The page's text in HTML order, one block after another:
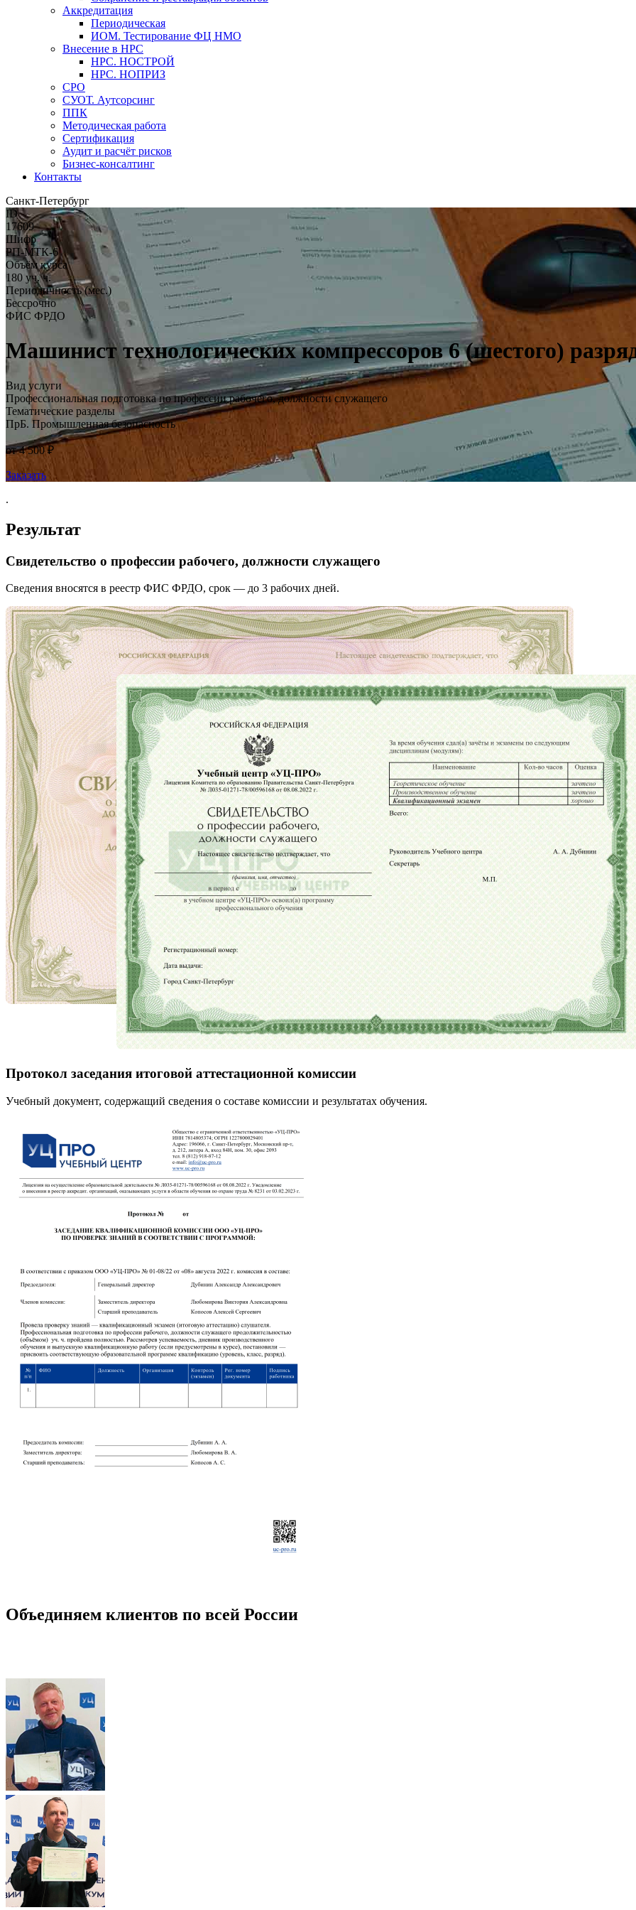
Аккредитация
Периодическая
ИОМ. Тестирование ФЦ НМО
Внесение в НРС
НРС. НОСТРОЙ
НРС. НОПРИЗ
СРО
СУОТ. Аутсорсинг
ППК
Методическая работа
Сертификация
Аудит и расчёт рисков
Бизнес-консалтинг
Контакты
Санкт-Петербург
ID
17609
Шифр
РП-МТК-6
Объём курса
180 уч. ч.
Периодичность (мес.)
Бессрочно
ФИС ФРДО
Машинист технологических компрессоров 6 (шестого)
Вид услуги
Профессиональная подготовка по профессии рабочего, должности служащего
Тематические разделы
ПрБ. Промышленная безопасность
от 4 500 ₽
Заказать
.
Результат
Свидетельство о профессии рабочего, должности служащего
Сведения вносятся в реестр ФИС ФРДО, срок — до 3 рабочих дней.
Протокол заседания итоговой аттестационной комиссии
Учебный документ, содержащий сведения о составе комиссии и результатах обучения.
Объединяем клиентов по всей России